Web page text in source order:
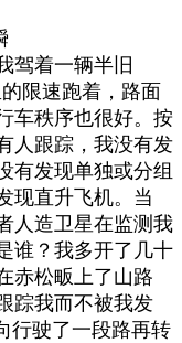
驾着一辆半旧
限速跑着，路面
车秩序也很好。按
人跟踪，我没有发
有发现单独或分组
现直升飞机。当
人造卫星在监测我
谁？我多开了几十
赤松畈上了山路
踪我而不被我发
行驶了一段路再转